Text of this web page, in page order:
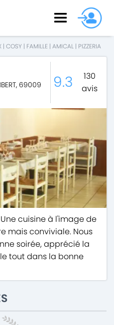
| COSY | FAMILLE | AMICAL | PIZZERIA
, 69009
9.3
130
avis
cuisine à l'image de
mais conviviale. Nous
soirée, apprécié la
tout dans la bonne